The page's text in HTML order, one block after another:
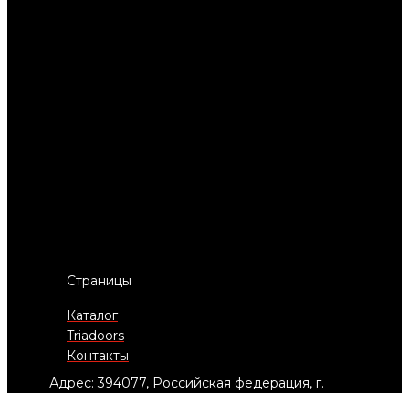
Страницы
Каталог
Triadoors
Контакты
Адрес: 394077, Российская федерация, г.